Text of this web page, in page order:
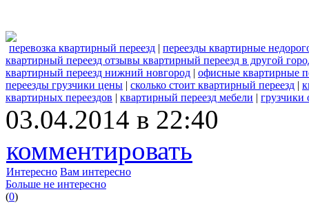
перевозка квартирный переезд | переезды квартирные
квартирный переезд отзывы квартирный переезд в другой
квартирный переезд нижний новгород | офисные квартирные
переезды грузчики цены | сколько стоит квартирный переезд |
квартирных переездов | квартирный переезд мебели | грузчики
03.04.2014 в 22:40
комментировать
Интересно Вам интересно
Больше не интересно
(0)